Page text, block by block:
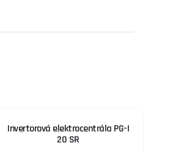
Invertorová elektrocentrála PG-I
20 SR